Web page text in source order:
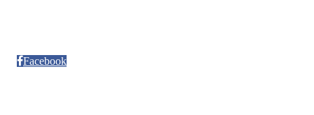
Facebook